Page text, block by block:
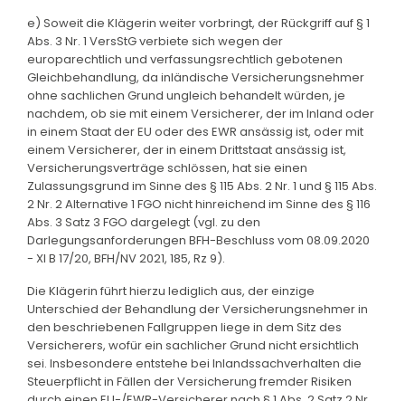
e) Soweit die Klägerin weiter vorbringt, der Rückgriff auf § 1
Abs. 3 Nr. 1 VersStG verbiete sich wegen der
europarechtlich und verfassungsrechtlich gebotenen
Gleichbehandlung, da inländische Versicherungsnehmer
ohne sachlichen Grund ungleich behandelt würden, je
nachdem, ob sie mit einem Versicherer, der im Inland oder
in einem Staat der EU oder des EWR ansässig ist, oder mit
einem Versicherer, der in einem Drittstaat ansässig ist,
Versicherungsverträge schlössen, hat sie einen
Zulassungsgrund im Sinne des § 115 Abs. 2 Nr. 1 und § 115 Abs.
2 Nr. 2 Alternative 1 FGO nicht hinreichend im Sinne des § 116
Abs. 3 Satz 3 FGO dargelegt (vgl. zu den
Darlegungsanforderungen BFH-Beschluss vom 08.09.2020
- XI B 17/20, BFH/NV 2021, 185, Rz 9).
Die Klägerin führt hierzu lediglich aus, der einzige
Unterschied der Behandlung der Versicherungsnehmer in
den beschriebenen Fallgruppen liege in dem Sitz des
Versicherers, wofür ein sachlicher Grund nicht ersichtlich
sei. Insbesondere entstehe bei Inlandssachverhalten die
Steuerpflicht in Fällen der Versicherung fremder Risiken